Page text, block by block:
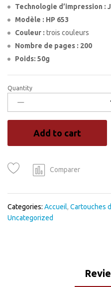
Technologie d’impression :
Modèle : HP 653
Couleur : trois couleurs
Nombre de pages : 200
Poids: 50g
HP
Cartouche
D'encre
HP
trois
authentique
(3YM74AE)
Quantity
Add to cart
Comparer
Categories: Accueil, Cartouches
Uncategorized